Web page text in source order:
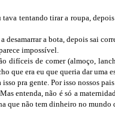
tentando tirar a roupa,
a bota, depois sai
impossível.
difíceis de comer (almoço,
que era eu que queria dar uma
pra gente. Por isso nossos
entenda, não é só a
que não tem dinheiro no mundo